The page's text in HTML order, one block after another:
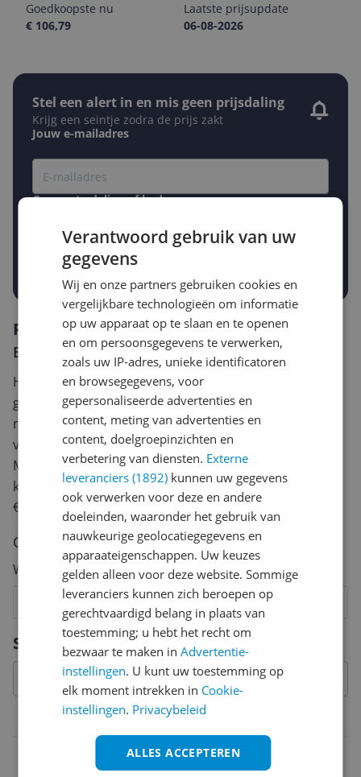
Goedkoopste nu
€ 106,79
Laatste prijsupdate
06-08-2026
Stel een alert in en mis geen prijsdaling
Krijg een seintje zodra de prijs zakt
Jouw e-mailadres
Gewenste daling of bedrag
-5% -10% -15%
€
Prijsalert aanzetten
Specificaties
Belangrijkste kenmerken
Reviews
Er zijn nog geen reviews geschreven
Heb jij dit product in bezit en wil je graag je mening
geven? Start dan hieronder met het schrijven van je
review. Afhankelijk van de details duurt het schrijven
van een review gemiddeld tussen de 3 en 10 minuten.
Met jouw mening help je andere bezoekers een betere
keuze te maken én maak je iedere maand kans op
€250,-!
Klik hier voor de actievoorwaarden.
Cijfer
Welk cijfer geef jij dit product?
8
7
6
5
4
3
2
Vraag 1 van 4
Verantwoord gebruik van uw
gegevens
Wij en onze partners gebruiken cookies en
vergelijkbare technologieën om informatie
op uw apparaat op te slaan en te openen
en om persoonsgegevens te verwerken,
zoals uw IP-adres, unieke identificatoren
en browsegegevens, voor
gepersonaliseerde advertenties en
content, meting van advertenties en
content, doelgroepinzichten en
verbetering van diensten. Externe
leveranciers (1892) kunnen uw gegevens
ook verwerken voor deze en andere
doeleinden, waaronder het gebruik van
nauwkeurige geolocatiegegevens en
apparaateigenschappen. Uw keuzes
gelden alleen voor deze website. Sommige
leveranciers kunnen zich beroepen op
gerechtvaardigd belang in plaats van
toestemming; u hebt het recht om
bezwaar te maken inAdvertentie-
instellingen. U kunt uw toestemming op
elk moment intrekken in Cookie-
instellingen. Privacybeleid
ALLES ACCEPTEREN